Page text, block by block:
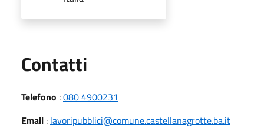
Contatti
Telefono :080 4900231
Email : lavoripubblici@comune.castellanagrotte.ba.it